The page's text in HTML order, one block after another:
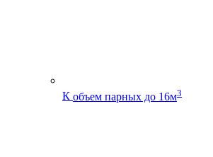
К объем парных до 16м3